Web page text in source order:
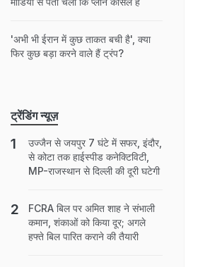
'अभी भी ईरान में कुछ ताकत बची है', क्या
फिर कुछ बड़ा करने वाले हैं ट्रंप?
ट्रेंडिंग न्यूज़
उज्जैन से जयपुर 7 घंटे में सफर, इंदौर,
से कोटा तक हाईस्पीड कनेक्टिविटी,
MP-राजस्थान से दिल्ली की दूरी घटेगी
FCRA बिल पर अमित शाह ने संभाली
कमान, शंकाओं को किया दूर; अगले
हफ्ते बिल पारित कराने की तैयारी